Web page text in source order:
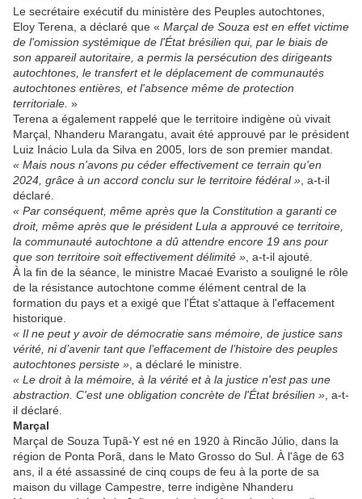
Le secrétaire exécutif du ministère des Peuples autochtones,
Eloy Terena, a déclaré que « Marçal de Souza est en effet victime
de l'omission systémique de l'État brésilien qui, par le biais de
son appareil autoritaire, a permis la persécution des dirigeants
autochtones, le transfert et le déplacement de communautés
autochtones entières, et l'absence même de protection
territoriale. »
Terena a également rappelé que le territoire indigène où vivait
Marçal, Nhanderu Marangatu, avait été approuvé par le président
Luiz Inácio Lula da Silva en 2005, lors de son premier mandat.
« Mais nous n'avons pu céder effectivement ce terrain qu'en
2024, grâce à un accord conclu sur le territoire fédéral » , a-t-il
déclaré.
« Par conséquent, même après que la Constitution a garanti ce
droit, même après que le président Lula a approuvé ce territoire,
la communauté autochtone a dû attendre encore 19 ans pour
que son territoire soit effectivement délimité » , a-t-il ajouté.
À la fin de la séance, le ministre Macaé Evaristo a souligné le rôle
de la résistance autochtone comme élément central de la
formation du pays et a exigé que l'État s'attaque à l'effacement
historique.
« Il ne peut y avoir de démocratie sans mémoire, de justice sans
vérité, ni d’avenir tant que l’effacement de l’histoire des peuples
autochtones persiste » , a déclaré le ministre.
« Le droit à la mémoire, à la vérité et à la justice n'est pas une
abstraction. C'est une obligation concrète de l'État brésilien » , a-t-
il déclaré.
Marçal
Marçal de Souza Tupã-Y est né en 1920 à Rincão Júlio, dans la
région de Ponta Porã, dans le Mato Grosso do Sul. À l'âge de 63
ans, il a été assassiné de cinq coups de feu à la porte de sa
maison du village Campestre, terre indigène Nhanderu